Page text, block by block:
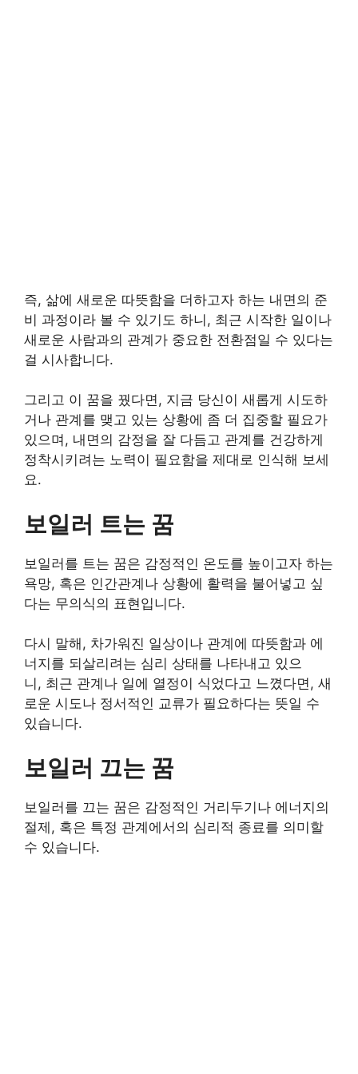
즉, 삶에 새로운 따뜻함을 더하고자 하는 내면의 준
비 과정이라 볼 수 있기도 하니, 최근 시작한 일이나
새로운 사람과의 관계가 중요한 전환점일 수 있다는
걸 시사합니다.
그리고 이 꿈을 꿨다면, 지금 당신이 새롭게 시도하
거나 관계를 맺고 있는 상황에 좀 더 집중할 필요가
있으며, 내면의 감정을 잘 다듬고 관계를 건강하게
정착시키려는 노력이 필요함을 제대로 인식해 보세
요.
보일러 트는 꿈
보일러를 트는 꿈은 감정적인 온도를 높이고자 하는
욕망, 혹은 인간관계나 상황에 활력을 불어넣고 싶
다는 무의식의 표현입니다.
다시 말해, 차가워진 일상이나 관계에 따뜻함과 에
너지를 되살리려는 심리 상태를 나타내고 있으
니, 최근 관계나 일에 열정이 식었다고 느꼈다면, 새
로운 시도나 정서적인 교류가 필요하다는 뜻일 수
있습니다.
보일러 끄는 꿈
보일러를 끄는 꿈은 감정적인 거리두기나 에너지의
절제, 혹은 특정 관계에서의 심리적 종료를 의미할
수 있습니다.